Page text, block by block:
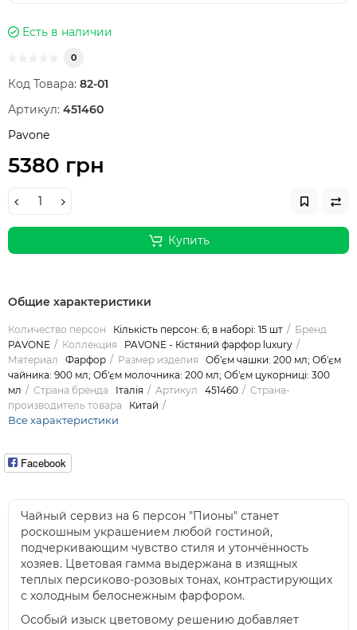
Есть в наличии
0
Код Товара: 82-01
Артикул: 451460
Pavone
5380 грн
Купить
Общие характеристики
Количество персон Кількість персон: 6; в наборі: 15 шт
Бренд
PAVONE
Коллекция
PAVONE - Кістяний фарфор luxury
Материал
Фарфор Размер изделия
Об'єм чашки: 200 мл; Об'єм
чайника: 900 мл; Об'єм молочника: 200 мл; Об'єм цукорниці: 300
мл
Страна бренда Італія Артикул 451460
Страна-
производитель товара
Китай
Все характеристики
Facebook
Чайный сервиз на 6 персон "Пионы" станет
роскошным украшением любой гостиной,
подчеркивающим чувство стиля и утончённость
хозяев. Цветовая гамма выдержана в изящных
теплых персиково-розовых тонах, контрастирующих
с холодным белоснежным фарфором.
Особый изыск цветовому решению добавляет